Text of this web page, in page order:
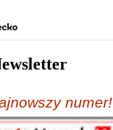
numer!